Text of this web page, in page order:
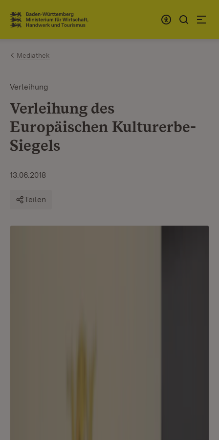
Zum Inhalt springen
Link zur Startseite
Mediathek
Verleihung
Verleihung des
Europäischen Kulturerbe-
Siegels
13.06.2018
Teilen